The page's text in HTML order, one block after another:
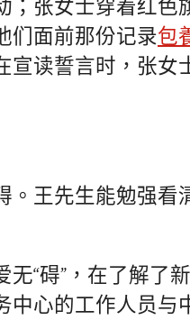
；张女士穿着红色
们面前那份记录包
宣读誓言时，张女
。王先生能勉强看
无“碍”，在了解了
中心的工作人员与